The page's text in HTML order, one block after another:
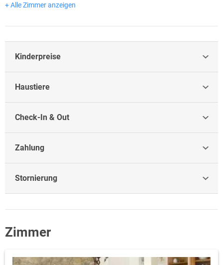
+ Alle Zimmer anzeigen
Kinderpreise
Haustiere
Check-In & Out
Zahlung
Stornierung
Zimmer